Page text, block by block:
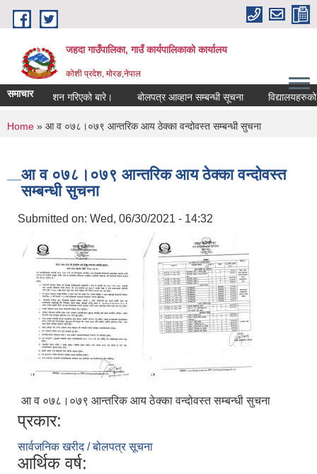
Skip to main content
जहदा गाउँपालिका, गाउँ कार्यपालिकाको कार्यालय
कोशी प्रदेश, मोरङ,नेपाल
समाचार
सुचना प्रकाशन गरिएको बारे। बोलपत्र आव्हान सम्बन्धी सूचना
You are here
Home » आ व ०७८।०७९ आन्तरिक आय ठेक्का वन्दोवस्त सम्बन्धी सुचना
आ व ०७८।०७९ आन्तरिक आय ठेक्का वन्दोवस्त
सम्बन्धी सुचना
Submitted on: Wed, 06/30/2021 - 14:32
आ व ०७८।०७९ आन्तरिक आय ठेक्का वन्दोवस्त सम्बन्धी सुचना
प्रकार:
सार्वजनिक खरीद / बोलपत्र सूचना
आर्थिक वर्ष: